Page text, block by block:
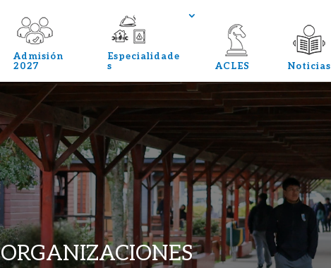
Admisión
2027
Especialidade
s
ACLES Noticias
ORGANIZACIONES